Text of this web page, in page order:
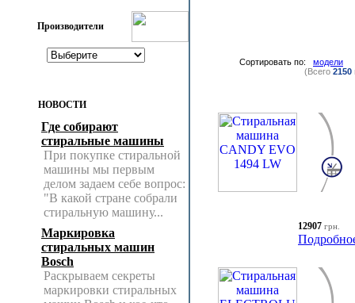
Производители
НОВОСТИ
Где собирают
стиральные машины
При покупке стиральной
машины мы первым
делом задаем себе вопрос:
"В какой стране собрали
стиральную машину...
Маркировка
стиральных машин
Bosch
Раскрываем секреты
маркировки стиральных
Сортировать по: модели
(Всего 2150
12907 грн.